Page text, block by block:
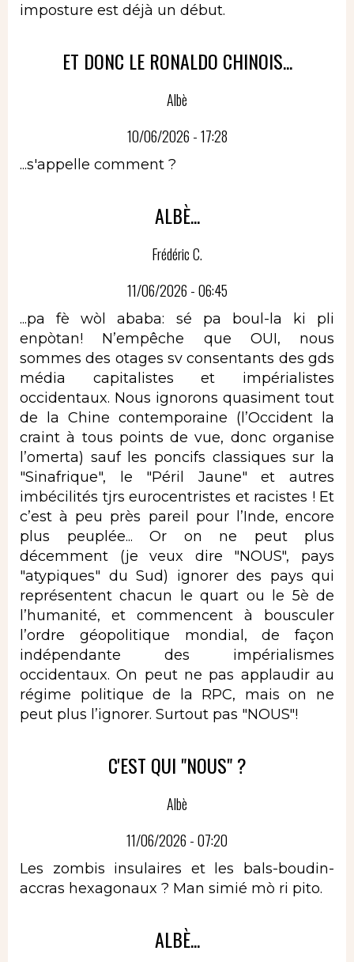
imposture est déjà un début.
ET DONC LE RONALDO CHINOIS...
Albè
10/06/2026 - 17:28
...s'appelle comment ?
ALBÈ...
Frédéric C.
11/06/2026 - 06:45
...pa fè wòl ababa: sé pa boul-la ki pli
enpòtan! N’empêche que OUI, nous
sommes des otages sv consentants des gds
média capitalistes et impérialistes
occidentaux. Nous ignorons quasiment tout
de la Chine contemporaine (l’Occident la
craint à tous points de vue, donc organise
l’omerta) sauf les poncifs classiques sur la
"Sinafrique", le "Péril Jaune" et autres
imbécilités tjrs eurocentristes et racistes ! Et
c’est à peu près pareil pour l’Inde, encore
plus peuplée... Or on ne peut plus
décemment (je veux dire "NOUS", pays
"atypiques" du Sud) ignorer des pays qui
représentent chacun le quart ou le 5è de
l’humanité, et commencent à bousculer
l’ordre géopolitique mondial, de façon
indépendante des impérialismes
occidentaux. On peut ne pas applaudir au
régime politique de la RPC, mais on ne
peut plus l’ignorer. Surtout pas "NOUS"!
C'EST QUI "NOUS" ?
Albè
11/06/2026 - 07:20
Les zombis insulaires et les bals-boudin-
accras hexagonaux ? Man simié mò ri pito.
ALBÈ...